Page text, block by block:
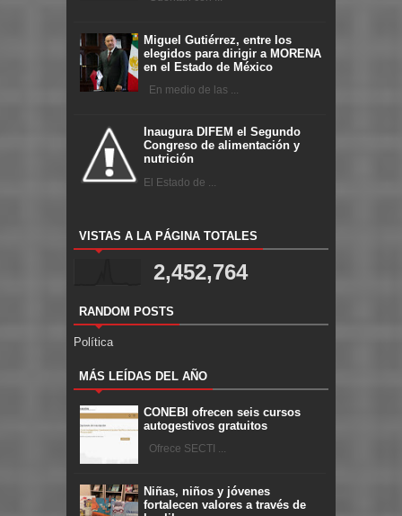
Miguel Gutiérrez, entre los
elegidos para dirigir a MORENA
en el Estado de México
En medio de las ...
Inaugura DIFEM el Segundo
Congreso de alimentación y
nutrición
El Estado de ...
VISTAS A LA PÁGINA TOTALES
2,452,764
RANDOM POSTS
Política
MÁS LEÍDAS DEL AÑO
CONEBI ofrecen seis cursos
autogestivos gratuitos
Ofrece SECTI ...
Niñas, niños y jóvenes
fortalecen valores a través de